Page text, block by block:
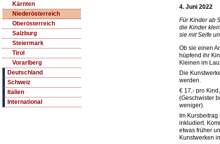
Kärnten
Niederösterreich
Oberösterreich
Salzburg
Steiermark
Tirol
Vorarlberg
Deutschland
Schweiz
Italien
International
4. Juni 2022
Für Kinder ab
die Kinder
sie mit Seife
Ob sie einen
hüpfend ihr
Kleinen im
Die
werden.
€ 17,- pro
(Geschwister
weniger).
Im
inkludiert.
etwas früher
Kunstwerken